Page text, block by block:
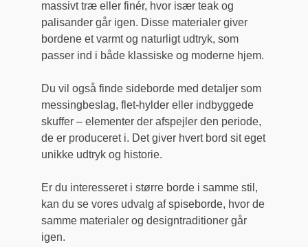
massivt træ eller finér, hvor især teak og
palisander går igen. Disse materialer giver
bordene et varmt og naturligt udtryk, som
passer ind i både klassiske og moderne hjem.
Du vil også finde sideborde med detaljer som
messingbeslag, flet-hylder eller indbyggede
skuffer – elementer der afspejler den periode,
de er produceret i. Det giver hvert bord sit eget
unikke udtryk og historie.
Er du interesseret i større borde i samme stil,
kan du se vores udvalg afspiseborde, hvor de
samme materialer og designtraditioner går
igen.